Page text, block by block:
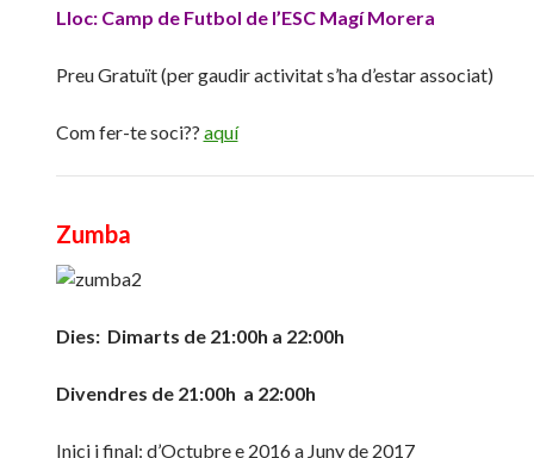
Lloc: Camp de Futbol de l’ESC Magí Morera
Preu Gratuït (per gaudir activitat s’ha d’estar associat)
Com fer-te soci?? aquí
Zumba
Dies: Dimarts de 21:00h a 22:00h
Divendres de 21:00h a 22:00h
Inici i final: d’Octubre e 2016 a Juny de 2017